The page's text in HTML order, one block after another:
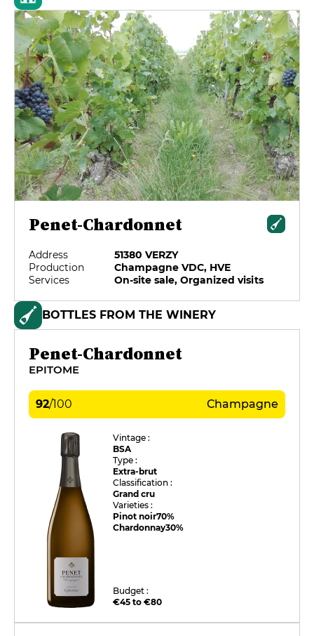
Penet-Chardonnet
Address
51380 VERZY
Production
Champagne VDC, HVE
Services
On-site sale, Organized visits
BOTTLES FROM THE WINERY
Penet-Chardonnet
EPITOME
92/100 Champagne
Vintage :
BSA
Type :
Extra-brut
Classification :
Grand cru
Varieties :
Pinot noir70%
Chardonnay30%
Budget :
€45 to €80